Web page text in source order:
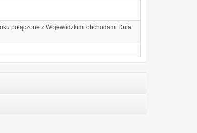
połączone z Wojewódzkimi obchodami Dnia